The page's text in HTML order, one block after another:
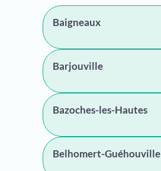
Baigneaux
Barjouville
Bazoches-les-Hautes
Belhomert-Guéhouville